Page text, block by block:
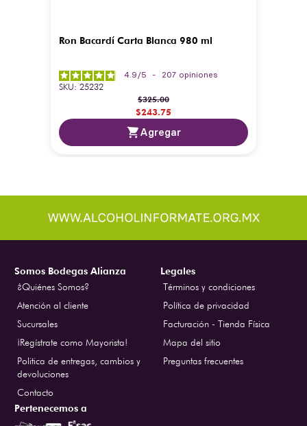
Ron Bacardí Carta Blanca 980 ml
4.9 /5 - 207 opiniones
SKU: 25232
$325.00
$243.75
Agregar
Somos Bodegas Alianza
¿Quiénes Somos?
Atención al cliente
Sucursales
¡Regístrate como Mayorista!
Politica de entregas, cambios y
devoluciones
Contacto
Legales
Términos y condiciones
Política de privacidad
Facturación - Tienda Física
Mapa del sitio
Preguntas frecuentes
Pertenecemos a